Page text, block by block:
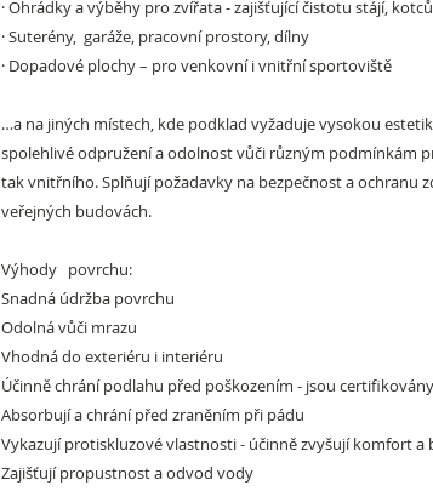
·Ohrádky a výběhy pro zvířata- zajišťující čistotu stájí,
·Suterény, garáže, pracovní prostory, dílny
· Dopadové plochy – pro venkovní i vnitřní sportoviště
…a na jiných místech, kde podklad vyžaduje vysokou
spolehlivé odpružení a odolnost vůči různým podmínkám
tak vnitřního. Splňují požadavky na bezpečnost a ochranu
veřejných budovách.
Výhody povrchu:
Snadná údržba povrchu
Odolná vůči mrazu
Vhodná do exteriéru i interiéru
Účinně chrání podlahu před poškozením - jsou
Absorbujía chrání před zraněním při pádu
Vykazují protiskluzové vlastnosti - účinně zvyšují komfort a
Zajišťují propustnost a odvod vody